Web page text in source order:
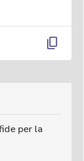
content_copy
per la